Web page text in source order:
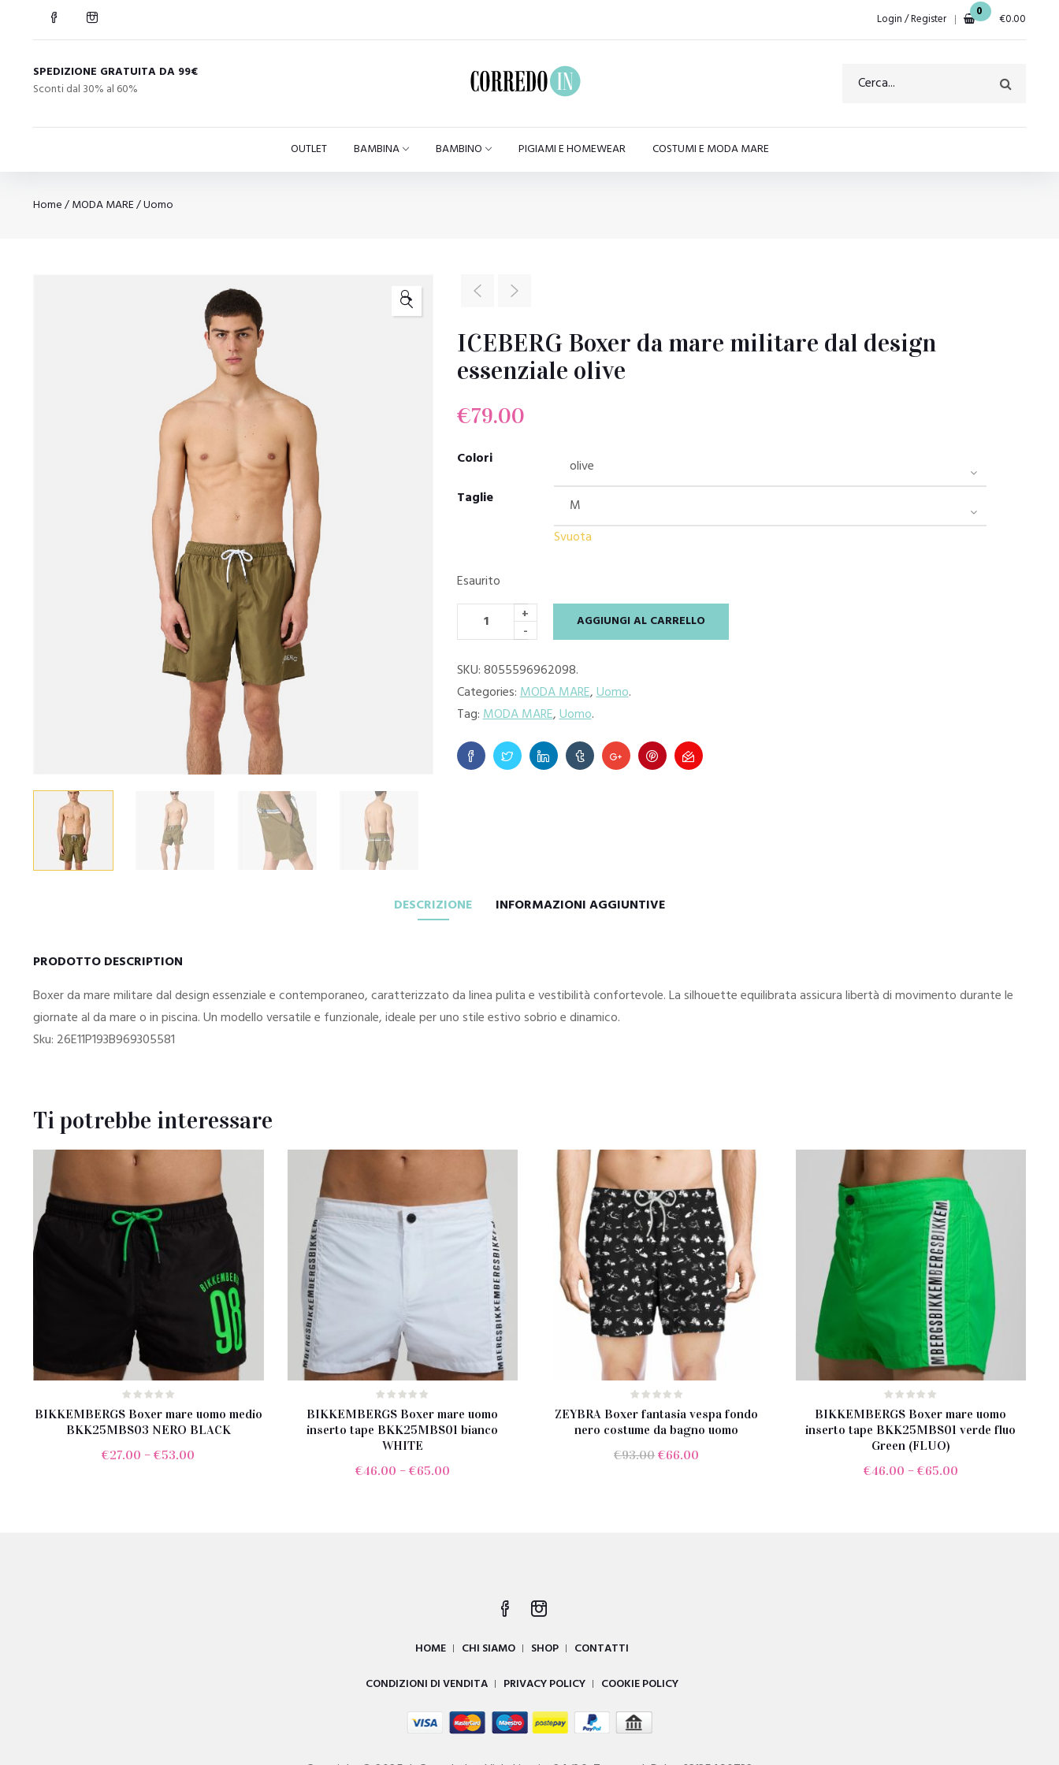
Login / Register 0 €0.00
SPEDIZIONE GRATUITA DA 99€
Sconti dal 30% al 60%
OUTLET BAMBINA BAMBINO PIGIAMI E HOMEWEAR COSTUMI E MODA MARE
Home/MODA MARE/Uomo
🔍
ICEBERG Boxer da mare militare dal design
essenziale olive
€79.00
Colori
Taglie
Svuota
Esaurito
+
-
AGGIUNGI AL CARRELLO
SKU:8055596962098.
Categories:MODA MARE,Uomo.
Tag:MODA MARE,Uomo.
DESCRIZIONE INFORMAZIONI AGGIUNTIVE
PRODOTTO DESCRIPTION
Boxer da mare militare dal design essenziale e contemporaneo, caratterizzato da linea pulita e vestibilità confortevole. La silhouette equilibrata assicura libertà di movimento durante le
giornate al da mare o in piscina. Un modello versatile e funzionale, ideale per uno stile estivo sobrio e dinamico.
Sku: 26E11P193B969305581
Ti potrebbe interessare
BIKKEMBERGS Boxer mare uomo medio
BKK25MBS03 NERO BLACK
€27.00 –€53.00
BIKKEMBERGS Boxer mare uomo
inserto tape BKK25MBS01 bianco
WHITE
€46.00 – €65.00
ZEYBRA Boxer fantasia vespa fondo
nero costume da bagno uomo
€93.00 Il
€66.00
BIKKEMBERGS Boxer mare uomo
inserto tape BKK25MBS01 verde fluo
Green (FLUO)
€46.00 – €65.00
HOME CHI SIAMO SHOP
CONTATTI
CONDIZIONI DI VENDITA
PRIVACY POLICY COOKIE POLICY